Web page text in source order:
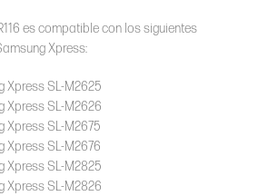
es compatible con los siguientes
Xpress:
Xpress SL-M2625
Xpress SL-M2626
SL-M2675
SL-M2676
Xpress SL-M2825
Xpress SL-M2826